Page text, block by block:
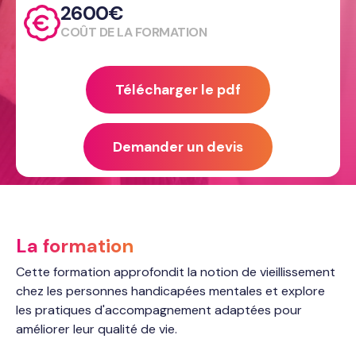
2600€
COÛT DE LA FORMATION
Télécharger le pdf
Demander un devis
La formation
Cette formation approfondit la notion de vieillissement
chez les personnes handicapées mentales et explore
les pratiques d'accompagnement adaptées pour
améliorer leur qualité de vie.